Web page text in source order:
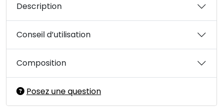
Description
Conseil d’utilisation
Composition
Posez une question